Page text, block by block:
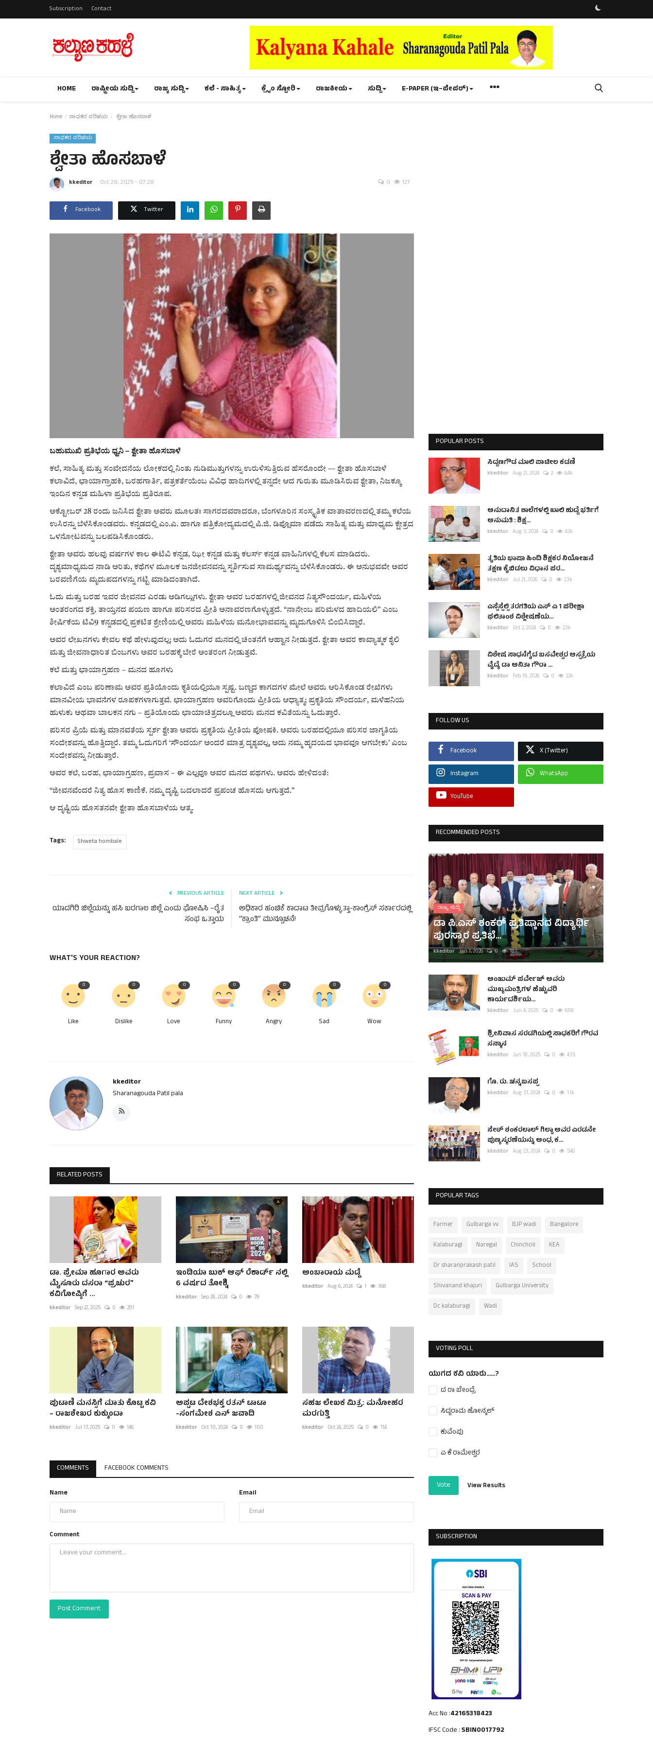
Subscription Contact
HOME ರಾಷ್ಟ್ರೀಯ ಸುದ್ದಿ ರಾಜ್ಯ ಸುದ್ದಿ ಕಲೆ - ಸಾಹಿತ್ಯ ಕ್ರೈಂ ಸ್ಟೋರಿ ರಾಜಕೀಯ ಸುದ್ದಿ E-PAPER (ಇ–ಪೇಪರ್‌)
Home ಸಾಧಕರ ಪರಿಚಯ ಶ್ವೇತಾ ಹೊಸಬಾಳೆ
ಸಾಧಕರ ಪರಿಚಯ
ಶ್ವೇತಾ ಹೊಸಬಾಳೆ
kkeditor Oct 28, 2025 - 07:28 0 127
Facebook Twitter
ಬಹುಮುಖಿ ಪ್ರತಿಭೆಯ ಧ್ವನಿ – ಶ್ವೇತಾ ಹೊಸಬಾಳೆ
ಕಲೆ, ಸಾಹಿತ್ಯ ಮತ್ತು ಸಂವೇದನೆಯ ಲೋಕದಲ್ಲಿ ನಿಂತು ನುಡಿಮುತ್ತುಗಳನ್ನು ಉರುಳಿಸುತ್ತಿರುವ ಹೆಸರೊಂದೇ — ಶ್ವೇತಾ ಹೊಸಬಾಳೆ
ಕಲಾವಿದೆ, ಛಾಯಾಗ್ರಾಹಕಿ, ಬರಹಗಾರ್ತಿ, ಪತ್ರಕರ್ತೆಯೆಂಬ ವಿವಿಧ ಹಾದಿಗಳಲ್ಲಿ ತನ್ನದೇ ಆದ ಗುರುತು ಮೂಡಿಸಿರುವ ಶ್ವೇತಾ, ನಿಜಕ್ಕೂ
ಇಂದಿನ ಕನ್ನಡ ಮಹಿಳಾ ಪ್ರತಿಭೆಯ ಪ್ರತಿರೂಪ.
ಅಕ್ಟೋಬರ್ 28 ರಂದು ಜನಿಸಿದ ಶ್ವೇತಾ ಅವರು ಮೂಲತಃ ಸಾಗರದವರಾದರೂ, ಬೆಂಗಳೂರಿನ ಸಂಸ್ಕೃತಿಕ ವಾತಾವರಣದಲ್ಲಿ ತಮ್ಮ ಕಲೆಯ
ಉಸಿರನ್ನು ಬೆಳೆಸಿಕೊಂಡವರು. ಕನ್ನಡದಲ್ಲಿ ಎಂ.ಎ. ಹಾಗೂ ಪತ್ರಿಕೋದ್ಯಮದಲ್ಲಿ ಪಿ.ಜಿ. ಡಿಪ್ಲೊಮಾ ಪಡೆದು ಸಾಹಿತ್ಯ ಮತ್ತು ಮಾಧ್ಯಮ ಕ್ಷೇತ್ರದ
ಒಳನೋಟವನ್ನು ಬಲಪಡಿಸಿಕೊಂಡರು.
ಶ್ವೇತಾ ಅವರು ಹಲವು ವರ್ಷಗಳ ಕಾಲ ಈಟಿವಿ ಕನ್ನಡ, ಝೀ ಕನ್ನಡ ಮತ್ತು ಕಲರ್ಸ್ ಕನ್ನಡ ವಾಹಿನಿಗಳಲ್ಲಿ ಕೆಲಸ ಮಾಡಿದರು.
ದೃಶ್ಯಮಾಧ್ಯಮದ ನಾಡಿ ಅರಿತು, ಕಥೆಗಳ ಮೂಲಕ ಜನಜೀವನವನ್ನು ಸ್ಪರ್ಶಿಸುವ ಸಾಮರ್ಥ್ಯವನ್ನು ಬೆಳೆಸಿಕೊಂಡರು. ಈ ಅನುಭವವೇ ಅವರ
ಬರವಣಿಗೆಯ ಮೃದುಪದಗಳನ್ನು ಗಟ್ಟಿ ಮಾಡಿದಂತಾಗಿದೆ.
ಓದು ಮತ್ತು ಬರಹ ಇವರ ಜೀವನದ ಎರಡು ಅಡಿಗಲ್ಲುಗಳು. ಶ್ವೇತಾ ಅವರ ಬರಹಗಳಲ್ಲಿ ಜೀವನದ ನಿತ್ಯಸೌಂದರ್ಯ, ಮಹಿಳೆಯ
ಅಂತರಂಗದ ಶಕ್ತಿ, ತಾಯ್ತನದ ಪಯಣ ಹಾಗೂ ಪರಿಸರದ ಪ್ರೀತಿ ಅನಾವರಣಗೊಳ್ಳುತ್ತದೆ. “ನಾನೇಂಬ ಪರಿಮಳದ ಹಾದಿಯಲಿ” ಎಂಬ
ಶೀರ್ಷಿಕೆಯ ಟಿವಿ9 ಕನ್ನಡದಲ್ಲಿ ಪ್ರಕಟಿತ ಶ್ರೇಣಿಯಲ್ಲಿ ಅವರು ಮಹಿಳೆಯ ಮನೋಭಾವವನ್ನು ಮೃದುಗೊಳಿಸಿ ಬಿಂಬಿಸಿದ್ದಾರೆ.
ಅವರ ಲೇಖನಗಳು ಕೇವಲ ಕಥೆ ಹೇಳುವುದಲ್ಲ; ಅದು ಓದುಗರ ಮನದಲ್ಲಿ ಚಿಂತನೆಗೆ ಆಹ್ವಾನ ನೀಡುತ್ತದೆ. ಶ್ವೇತಾ ಅವರ ಕಾವ್ಯಾತ್ಮಕ ಶೈಲಿ
ಮತ್ತು ಜೀವನಾಧಾರಿತ ಬಿಂಬಗಳು ಅವರ ಬರಹಕ್ಕೆ ಬೇರೆ ಅಂತರಂಗ ನೀಡುತ್ತವೆ.
ಕಲೆ ಮತ್ತು ಛಾಯಾಗ್ರಹಣ – ಮನದ ಹೂಗಳು
ಕಲಾವಿದೆ ಎಂಬ ಪರಿಣಾಮ ಅವರ ಪ್ರತಿಯೊಂದು ಕೃತಿಯಲ್ಲಿಯೂ ಸ್ಪಷ್ಟ. ಬಣ್ಣದ ಕಾಗದಗಳ ಮೇಲೆ ಅವರು ಆರಿಸಿಕೊಂಡ ರೇಖೆಗಳು
ಮಾನವೀಯ ಭಾವನೆಗಳ ರೂಪಕಗಳಾಗುತ್ತವೆ. ಛಾಯಾಗ್ರಹಣ ಅವರಿಗೊಂದು ಪ್ರೀತಿಯ ಆಧ್ಯಾತ್ಮ; ಪ್ರಕೃತಿಯ ಸೌಂದರ್ಯ, ಮಳೆಹನಿಯ
ಹುಳುಕು ಅಥವಾ ಬಾಲಕನ ನಗು – ಪ್ರತಿಯೊಂದು ಛಾಯಾಚಿತ್ರದಲ್ಲೂ ಅವರು ಮನದ ಕವಿತೆಯನ್ನು ಓದುತ್ತಾರೆ.
ಪರಿಸರ ಪ್ರಿಯೆ ಮತ್ತು ಮಾನವತೆಯ ಸ್ಪರ್ಶ ಶ್ವೇತಾ ಅವರು ಪ್ರಕೃತಿಯ ಪ್ರೀತಿಯ ಪೋಷಕಿ. ಅವರು ಬರಹದಲ್ಲಿಯೂ ಪರಿಸರ ಜಾಗೃತಿಯ
ಸಂದೇಶವನ್ನು ಹೊತ್ತಿದ್ದಾರೆ. ತಮ್ಮ ಓದುಗರಿಗೆ ‘ಸೌಂದರ್ಯ ಅಂದರೆ ಮಾತ್ರ ದೃಶ್ಯವಲ್ಲ, ಅದು ನಮ್ಮ ಹೃದಯದ ಭಾವವೂ ಆಗಬೇಕು’ ಎಂಬ
ಸಂದೇಶವನ್ನು ನೀಡುತ್ತಾರೆ.
ಅವರ ಕಲೆ, ಬರಹ, ಛಾಯಾಗ್ರಹಣ, ಪ್ರವಾಸ – ಈ ಎಲ್ಲವೂ ಅವರ ಮನದ ಪಥಗಳು. ಅವರು ಹೇಳಿದಂತೆ:
“ಜೀವನವೆಂದರೆ ನಿತ್ಯ ಹೊಸ ಕಾಣಿಕೆ. ನಮ್ಮ ದೃಷ್ಟಿ ಬದಲಾದರೆ ಪ್ರಪಂಚ ಹೊಸದು ಆಗುತ್ತದೆ.”
ಆ ದೃಷ್ಟಿಯ ಹೊಸತನವೇ ಶ್ವೇತಾ ಹೊಸಬಾಳೆಯ ಆತ್ಮ.
Tags: Shweta hombale
PREVIOUS ARTICLE
ಯಾದಗಿರಿ ಜಿಲ್ಲೆಯನ್ನು ಹಸಿ ಬರಗಾಲ ಜಿಲ್ಲೆ ಎಂದು ಘೋಷಿಸಿ –ರೈತ
ಸಂಘ ಒತ್ತಾಯ
NEXT ARTICLE
ಅಧಿಕಾರ ಹಂಚಿಕೆ ಕಾದಾಟ ತೀವ್ರಗೊಳ್ಳುತ್ತಾ-ಕಾಂಗ್ರೆಸ್ ಸರ್ಕಾರದಲ್ಲಿ
“ಕ್ರಾಂತಿ” ಮುನ್ಸೂಚನೆ!
WHAT'S YOUR REACTION?
0
Like
0
Dislike
0
Love
0
Funny
0
Angry
0
Sad
0
Wow
kkeditor
Sharanagouda Patil pala
RELATED POSTS
ಡಾ. ಪ್ರೇಮಾ ಹೂಗಾರ ಅವರು
ಮೈಸೂರು ದಸರಾ “ಪ್ರಚುರ”
ಕವಿಗೋಷ್ಠಿಗೆ ...
kkeditor Sep 22, 2025 0 291
ಇಂಡಿಯಾ ಬುಕ್ ಆಫ್ ರೆಕಾರ್ಡ್ ನಲ್ಲಿ
6 ವರ್ಷದ ತೋಶ್ನಿ
kkeditor Sep 28, 2024 0 79
ಅಂಬಾರಾಯ ಮಡ್ಡೆ
kkeditor Aug 6, 2024 1 368
ಪುಟಾಣಿ ಮನಸ್ಸಿಗೆ ಮಾತು ಕೊಟ್ಟ ಕವಿ
– ರಾಜಶೇಖರ ಕುಕ್ಕುಂದಾ
kkeditor Jul 17, 2025 0 146
ಅಪ್ಪಟ ದೇಶಭಕ್ತ ರತನ್ ಟಾಟಾ
-ಸಂಗಮೇಶ ಎನ್ ಜವಾದಿ
kkeditor Oct 10, 2024 0 100
ಸಹಜ ಲೇಖಕ ಮಿತ್ರ: ಮನೋಹರ
ಮರಗುತ್ತಿ
kkeditor Oct 24, 2025 0 114
COMMENTS FACEBOOK COMMENTS
Name Email
Comment
Post Comment
POPULAR POSTS
ಸಿದ್ದಣಗೌಡ ಮಾಲಿ ಪಾಟೀಲ ಕಡಣಿ
kkeditor Aug 21, 2024 2 6.4k
ಅನುದಾನಿತ ಶಾಲೆಗಳಲ್ಲಿ ಖಾಲಿ ಹುದ್ದೆ ಭರ್ತಿಗೆ
ಅನುಮತಿ : ಶಿಕ್ಷ...
kkeditor Aug 3, 2024 0 4.2k
ತೃತಿಯ ಭಾಷಾ ಹಿಂದಿ ಶಿಕ್ಷಕರ ನಿಯೋಜನೆ
ತಕ್ಷಣ ಕೈಬಿಡಲು ವಿಧಾನ ಪರ...
kkeditor Jul 21, 2026 0 2.3k
ಎಸ್ಸೆಸ್ಸೆಲ್ಸಿ ತರಗತಿಯ ಎಸ್ ಎ 1 ಪರೀಕ್ಷಾ
ಫಲಿತಾಂಶ ವಿಶ್ಲೇಷಣೆಯ...
kkeditor Oct 2, 2024 0 2.3k
ವಿಶೇಷ ಸಾಧನೆಗೈದ ಬಸವೇಶ್ವರ ಆಸ್ಪತ್ರೆಯ
ವೈದ್ಯೆ ಡಾ ಅನಿತಾ ಗೌರಾ ...
kkeditor Feb 19, 2026 0 2.2k
FOLLOW US
Facebook X (Twitter)
Instagram WhatsApp
YouTube
RECOMMENDED POSTS
ರಾಜ್ಯ ಸುದ್ದಿ
ಡಾ ಪಿ.ಎಸ್ ಶಂಕರ್ ಪ್ರತಿಷ್ಠಾನದ ವಿದ್ಯಾರ್ಥಿ
ಪುರಸ್ಕಾರ ಪ್ರತಿಭೆ...
kkeditor Jan 1, 2026 0 187
ಅಂಜುಮ್ ಪರ್ವೇಜ್ ಅವರು
ಮುಖ್ಯಮಂತ್ರಿಗಳ ಹೆಚ್ಚುವರಿ
ಕಾರ್ಯದರ್ಶಿಯ...
kkeditor Jun 4, 2025 0 608
ಶ್ರೀನಿವಾಸ ಸರಡಗಿಯಲ್ಲಿ ಸಾಧಕರಿಗೆ ಗೌರವ
ಸನ್ಮಾನ
kkeditor Jan 18, 2025 0 435
ಗೊ. ರು. ಚನ್ನಬಸಪ್ಪ
kkeditor Aug 31, 2024 0 1.1k
ಸೇಠ್ ಶಂಕರಲಾಲ್ ಗಿಲ್ಡಾ ಅವರ ಎರಡನೇ
ಪುಣ್ಯಸ್ಮರಣೆಯನ್ನು ಅಂಧ, ಕ...
kkeditor Aug 23, 2024 0 546
POPULAR TAGS
Farmer Gulbarga vv BJP wadi
Bangalore
Kalaburagi
Naregal Chincholi
KEA
Dr sharanprakash patil
IAS
School
Shivanand khajuri
Gulbarga University
Dc kalaburagi
Wadi
VOTING POLL
ಯುಗದ ಕವಿ ಯಾರು......?
ದ ರಾ ಬೇಂದ್ರೆ
ಸಿದ್ದರಾಮ ಹೋನ್ಕಲ್
ಕುವೆಂಪು
ಎ ಕೆ ರಾಮೇಶ್ವರ
Vote View Results
SUBSCRIPTION
Acc No :42165318423
IFSC Code :SBIN0017792